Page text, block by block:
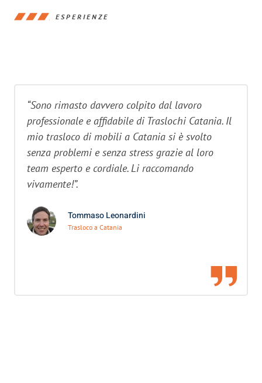
ESPERIENZE
“Sono rimasto davvero colpito dal lavoro
professionale e affidabile di Traslochi Catania. Il
mio trasloco di mobili a Catania si è svolto
senza problemi e senza stress grazie al loro
team esperto e cordiale. Li raccomando
vivamente!”.
Tommaso Leonardini
Trasloco a Catania